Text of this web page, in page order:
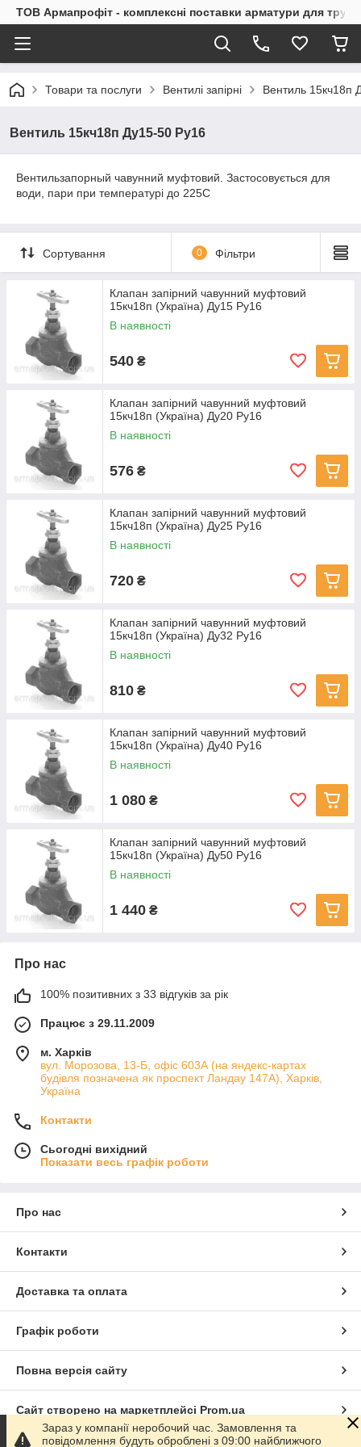
ТОВ Армапрофіт - комплексні поставки арматури для
Товари та послуги Вентилі запірні Вентиль 15кч18п
Вентиль 15кч18п Ду15-50 Ру16
Вентильзапорный чавунний муфтовий. Застосовується для
води, пари при температурі до 225С
Сортування 0 Фільтри
Клапан запірний чавунний муфтовий
15кч18п (Україна) Ду15 Ру16
В наявності
540 ₴
Клапан запірний чавунний муфтовий
15кч18п (Україна) Ду20 Ру16
В наявності
576 ₴
Клапан запірний чавунний муфтовий
15кч18п (Україна) Ду25 Ру16
В наявності
720 ₴
Клапан запірний чавунний муфтовий
15кч18п (Україна) Ду32 Ру16
В наявності
810 ₴
Клапан запірний чавунний муфтовий
15кч18п (Україна) Ду40 Ру16
В наявності
1 080 ₴
Клапан запірний чавунний муфтовий
15кч18п (Україна) Ду50 Ру16
В наявності
1 440 ₴
Про нас
100% позитивних з 33 відгуків за рік
Працює з 29.11.2009
м. Харків
вул. Морозова, 13-Б, офіс 603А (на яндекс-картах
будівля позначена як проспект Ландау 147А), Харків,
Україна
Контакти
Сьогодні вихідний
Показати весь графік роботи
Про нас
Контакти
Доставка та оплата
Графік роботи
Повна версія сайту
Сайт створено на маркетплейсі Prom.ua
Зараз у компанії неробочий час. Замовлення та
повідомлення будуть оброблені з 09:00 найближчого